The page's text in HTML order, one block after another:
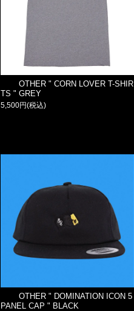
OTHER " CORN LOVER T-SHIR
TS " GREY
5,500円(税込)
OTHER " DOMINATION ICON 5
PANEL CAP " BLACK